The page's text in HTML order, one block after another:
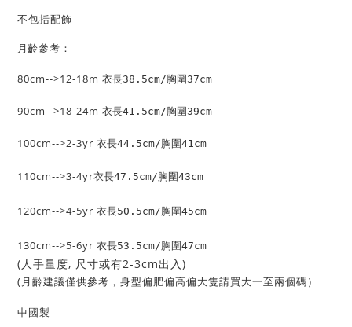
不包括配飾
月 齡參考：
80cm-->12-18m 衣長38.5cm/胸圍37cm
90cm-->18-24m 衣長41.5cm/胸圍39cm
100cm-->2-3yr 衣長44.5cm/胸圍41cm
110cm-->3-4yr衣長47.5cm/胸圍43cm
120cm-->4-5yr 衣長50.5cm/胸圍45cm
130cm-->5-6yr 衣長53.5cm/胸圍47cm
(人手量度, 尺寸或有2-3cm出入)
(月齡建議僅供參考，身型偏肥偏高偏大隻請買大一至兩個碼）
中國製